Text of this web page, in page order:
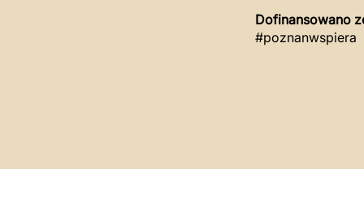
Dofinansowano
#poznanwspiera